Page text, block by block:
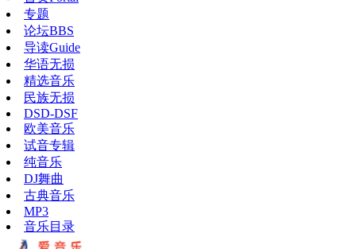
专题
论坛BBS
导读Guide
华语无损
精选音乐
民族无损
DSD-DSF
欧美音乐
试音专辑
纯音乐
DJ舞曲
古典音乐
MP3
音乐目录